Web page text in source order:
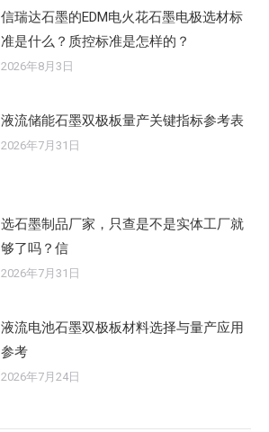
信瑞达石墨的EDM电火花石墨电极选材标
准是什么？质控标准是怎样的？
2026年8月3日
液流储能石墨双极板量产关键指标参考表
2026年7月31日
选石墨制品厂家，只查是不是实体工厂就
够了吗？信
2026年7月31日
液流电池石墨双极板材料选择与量产应用
参考
2026年7月24日